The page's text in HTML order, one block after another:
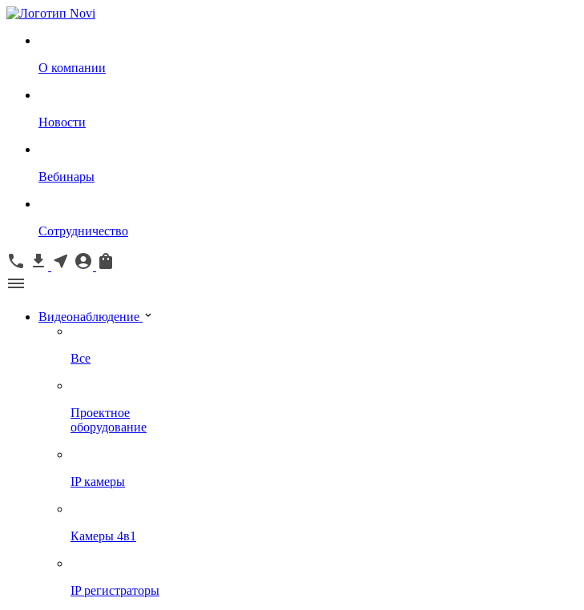
О компании
Новости
Вебинары
Сотрудничество
Видеонаблюдение
Все
Проектное
оборудование
IP камеры
Камеры 4в1
IP регистраторы